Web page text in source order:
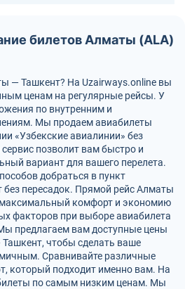
билетов Алматы (ALA)
— Ташкент? На Uzairways.online вы
ценам на регулярные рейсы. У
по внутренним и
Мы продаем авиабилеты
«Узбекские авиалинии» без
позволит вам быстро и
вариант для вашего перелета.
добраться в пункт
без пересадок. Прямой рейс Алматы
комфорт и экономию
факторов при выборе авиабилета
предлагаем вам доступные цены
чтобы сделать ваше
Сравнивайте различные
который подходит именно вам. На
по самым низким ценам. Мы